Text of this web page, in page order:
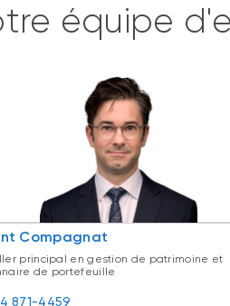
équipe
Compagnat
principal en gestion de patrimoine et
de portefeuille
871-4459